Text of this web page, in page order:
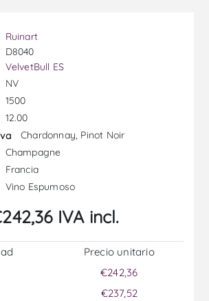
Ruinart
D8040
VelvetBull ES
NV
1500
12.00
Chardonnay, Pinot Noir
Champagne
Francia
Vino Espumoso
IVA incl.
Precio unitario
€242,36
€237,52